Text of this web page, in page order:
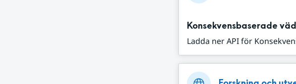
Konsekvensbaserade
Ladda ner API för